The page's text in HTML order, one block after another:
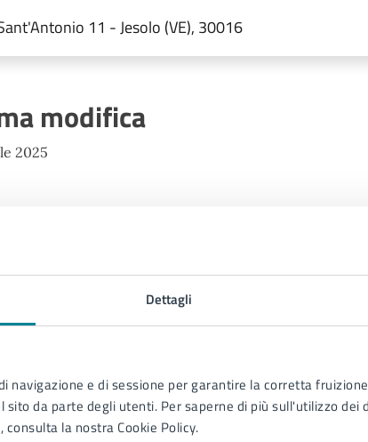
Dettagli
navigazione e di sessione per garantire la corretta
da parte degli utenti. Per saperne di più sull'utilizzo dei
la nostra Cookie Policy.
11 - Jesolo (VE), 30016
modifica
2025
Contenuti correlati